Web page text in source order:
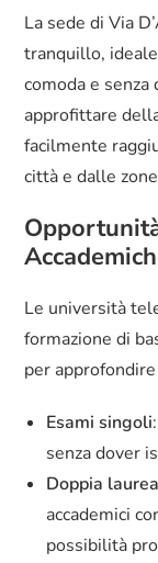
La sede di Via
tranquillo,
comoda e
approfittare
facilmente
città e dalle
Le università
formazione di
per
Esami singoli
senza dover
Doppia laurea
accademici
possibilità